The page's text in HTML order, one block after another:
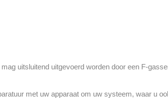
uitsluitend uitgevoerd worden door een F-
met uw apparaat om uw systeem, waar u